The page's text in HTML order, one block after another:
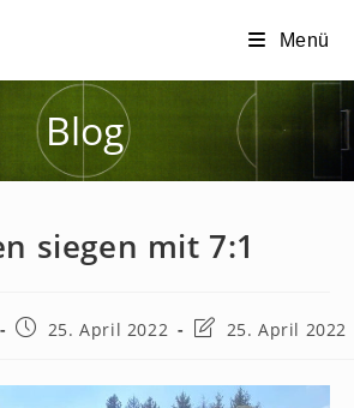
Menü
Blog
siegen mit 7:1
Beitrag25. April 2022
Beitrag
am:
25. April 2022